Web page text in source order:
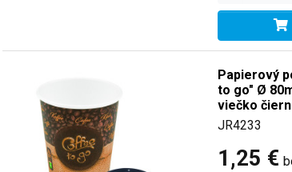
Papierový
to go" Ø
viečko
JR4233
1,25 €